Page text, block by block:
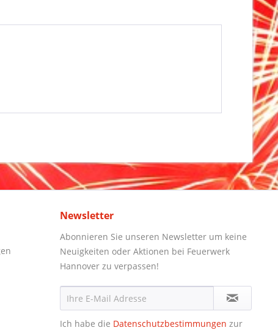
Newsletter
Abonnieren Sie unseren Newsletter um keine
Neuigkeiten oder Aktionen bei Feuerwerk
Hannover zu verpassen!
Ich habe die Datenschutzbestimmungen zur